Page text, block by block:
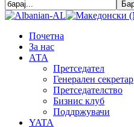
Почетна
За нас
АТА
Претседател
Генерален секретар
Претседателство
Бизнис клуб
Поддржувачи
YATA